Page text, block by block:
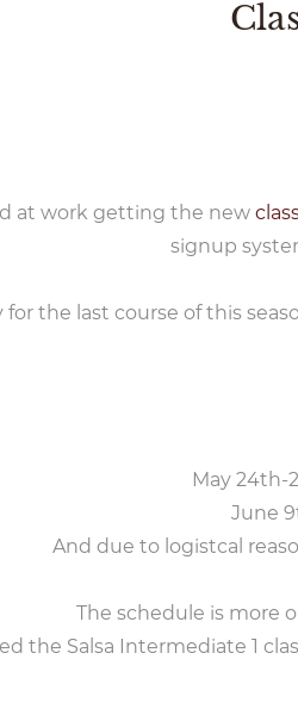
at work getting the new
signup
for the last course of this
May 24th-
June
And due to logistcal
The schedule is more
the Salsa Intermediate 1